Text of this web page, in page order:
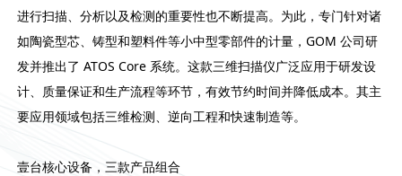
进行扫描、分析以及检测的重要性也不断提高。为此，专门针对诸
如陶瓷型芯、铸型和塑料件等小中型零部件的计量，GOM 公司研
发并推出了 ATOS Core 系统。这款三维扫描仪广泛应用于研发设
计、质量保证和生产流程等环节，有效节约时间并降低成本。其主
要应用领域包括三维检测、逆向工程和快速制造等。
壹台核心设备，三款产品组合